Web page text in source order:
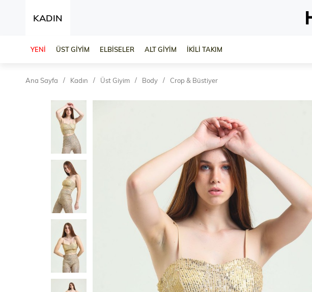
KADIN
YENİ ÜST GİYİM ELBİSELER ALT GİYİM İKİLİ TAKIM
Ana Sayfa Kadın Üst Giyim Body Crop & Büstiyer